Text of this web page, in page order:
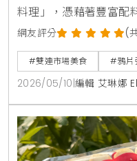
料理」，憑藉著豐富配
的熱門話題。生活風格
翔渝表示，這類市場巷
不僅是因為名人效應帶
傳統市場的熱情，並透
化為具有層次感的當代
網友評分 (
#雙連市場美食 #鴉片
2026/05/10 編輯 艾琳娜